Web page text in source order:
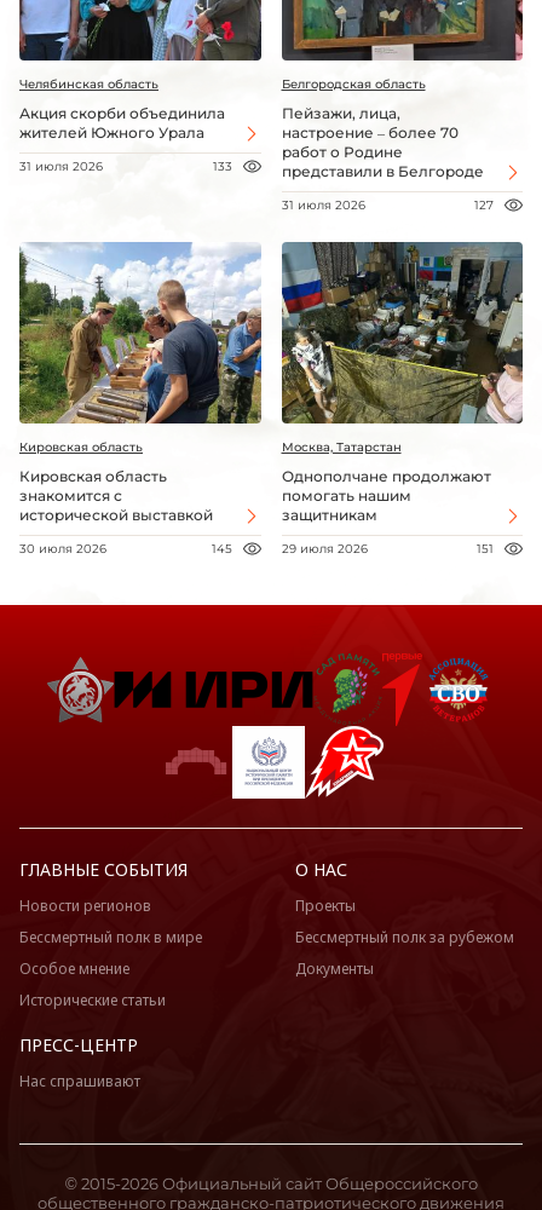
Челябинская область
Акция скорби объединила
жителей Южного Урала
31 июля 2026 133
Белгородская область
Пейзажи, лица,
настроение – более 70
работ о Родине
представили в Белгороде
31 июля 2026 127
Кировская область
Кировская область
знакомится с
исторической выставкой
30 июля 2026 145
Москва, Татарстан
Однополчане продолжают
помогать нашим
защитникам
29 июля 2026 151
ГЛАВНЫЕ СОБЫТИЯ
Новости регионов
Бессмертный полк в мире
Особое мнение
Исторические статьи
О НАС
Проекты
Бессмертный полк за рубежом
Документы
ПРЕСС-ЦЕНТР
Нас спрашивают
© 2015-2026 Официальный сайт Общероссийского
общественного гражданско-патриотического движения